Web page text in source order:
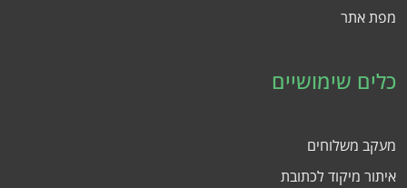
מפת אתר
כלים שימושיים
מעקב משלוחים
איתור מיקוד לכתובת